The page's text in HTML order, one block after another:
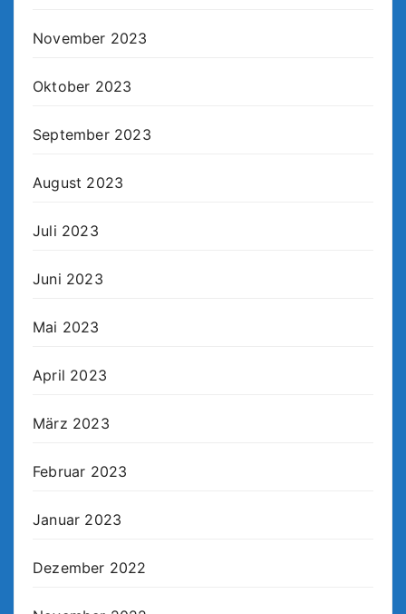
November 2023
Oktober 2023
September 2023
August 2023
Juli 2023
Juni 2023
Mai 2023
April 2023
März 2023
Februar 2023
Januar 2023
Dezember 2022